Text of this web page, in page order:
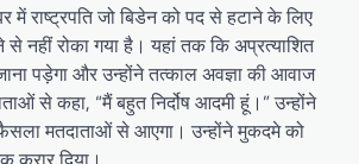
में राष्ट्रपति जो बिडेन को पद से हटाने के लिए
नहीं रोका गया है। यहां तक ​​​​कि अप्रत्याशित
पड़ेगा और उन्होंने तत्काल अवज्ञा की आवाज
से कहा, “मैं बहुत निर्दोष आदमी हूं।” उन्होंने
मतदाताओं से आएगा। उन्होंने मुकदमे को